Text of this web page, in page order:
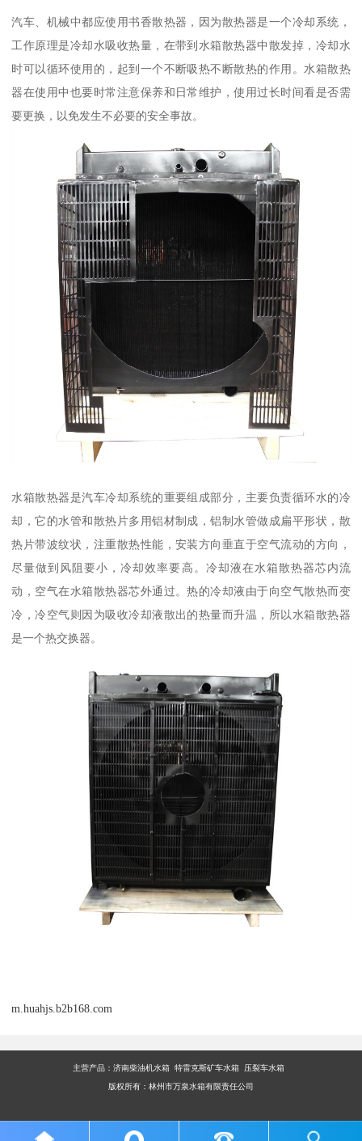
汽车、机械中都应使用书香散热器，因为散热器是一个冷却系统，
工作原理是冷却水吸收热量，在带到水箱散热器中散发掉，冷却水
时可以循环使用的，起到一个不断吸热不断散热的作用。水箱散热
器在使用中也要时常注意保养和日常维护，使用过长时间看是否需
要更换，以免发生不必要的安全事故。
水箱散热器是汽车冷却系统的重要组成部分，主要负责循环水的冷
却，它的水管和散热片多用铝材制成，铝制水管做成扁平形状，散
热片带波纹状，注重散热性能，安装方向垂直于空气流动的方向，
尽量做到风阻要小，冷却效率要高。冷却液在水箱散热器芯内流
动，空气在水箱散热器芯外通过。热的冷却液由于向空气散热而变
冷，冷空气则因为吸收冷却液散出的热量而升温，所以水箱散热器
是一个热交换器。
m.huahjs.b2b168.com
主营产品： 济南柴油机水箱 特雷克斯矿车水箱 压裂车水箱
版权所有：林州市万泉水箱有限责任公司